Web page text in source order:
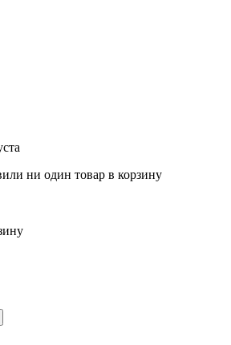
ни один товар в корзину